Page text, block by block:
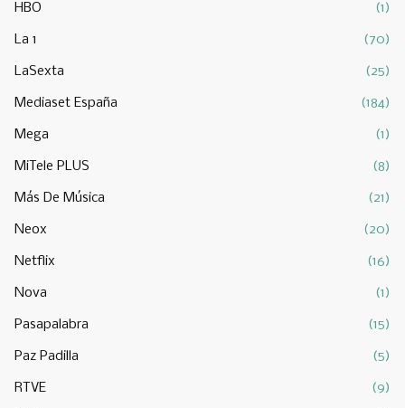
HBO (1)
La 1 (70)
LaSexta (25)
Mediaset España (184)
Mega (1)
MiTele PLUS (8)
Más De Música (21)
Neox (20)
Netflix (16)
Nova (1)
Pasapalabra (15)
Paz Padilla (5)
RTVE (9)